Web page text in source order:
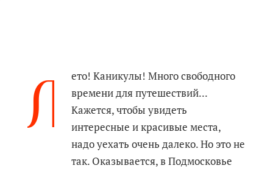
Л
ето! Каникулы! Много свободного
времени для путешествий...
Кажется, чтобы увидеть
интересные и красивые места,
надо уехать очень далеко. Но это не
так. Оказывается, в Подмосковье